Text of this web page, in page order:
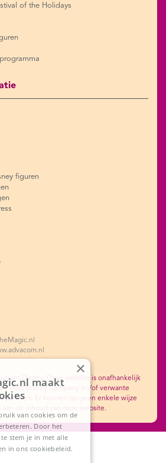
of the Holidays
figuren
Disney. Deze website is onafhankelijk
Walt Disney Company en/of verwante
partners. Er kunnen op geen enkele wijze
de inhoud van deze website.
maakt
van cookies om de
Door het
stem je in met alle
in ons cookiebeleid.
×